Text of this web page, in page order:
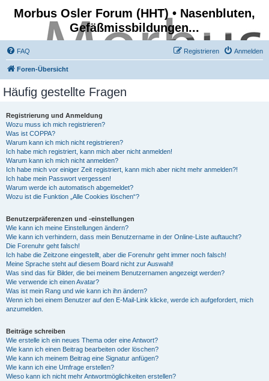
Morbus Osler Forum (HHT) • Nasenbluten,
Gefäßmissbildungen...
FAQ Anmelden
Registrieren
Foren-Übersicht
Häufig gestellte Fragen
Registrierung und Anmeldung
Wozu muss ich mich registrieren?
Was ist COPPA?
Warum kann ich mich nicht registrieren?
Ich habe mich registriert, kann mich aber nicht anmelden!
Warum kann ich mich nicht anmelden?
Ich habe mich vor einiger Zeit registriert, kann mich aber nicht mehr anmelden?!
Ich habe mein Passwort vergessen!
Warum werde ich automatisch abgemeldet?
Wozu ist die Funktion „Alle Cookies löschen“?
Benutzerpräferenzen und -einstellungen
Wie kann ich meine Einstellungen ändern?
Wie kann ich verhindern, dass mein Benutzername in der Online-Liste auftaucht?
Die Forenuhr geht falsch!
Ich habe die Zeitzone eingestellt, aber die Forenuhr geht immer noch falsch!
Meine Sprache steht auf diesem Board nicht zur Auswahl!
Was sind das für Bilder, die bei meinem Benutzernamen angezeigt werden?
Wie verwende ich einen Avatar?
Was ist mein Rang und wie kann ich ihn ändern?
Wenn ich bei einem Benutzer auf den E-Mail-Link klicke, werde ich aufgefordert, mich
anzumelden.
Beiträge schreiben
Wie erstelle ich ein neues Thema oder eine Antwort?
Wie kann ich einen Beitrag bearbeiten oder löschen?
Wie kann ich meinem Beitrag eine Signatur anfügen?
Wie kann ich eine Umfrage erstellen?
Wieso kann ich nicht mehr Antwortmöglichkeiten erstellen?